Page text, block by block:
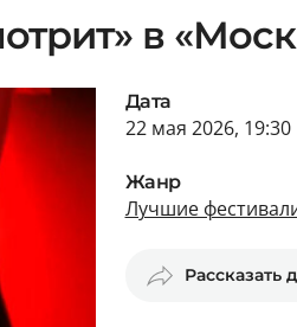
в
Дата
22 мая 2026, 19:30
Жанр
Лучшие
Рассказать